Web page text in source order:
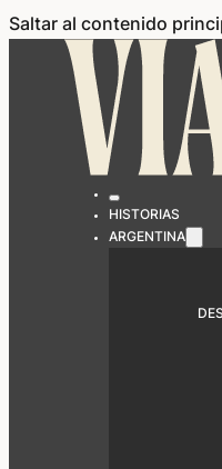
Saltar al contenido
HISTORIAS
ARGENTINA